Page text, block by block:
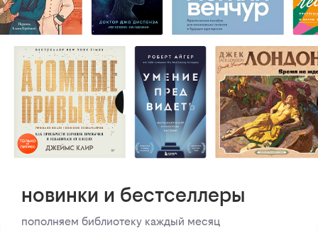
новинки и бестселлеры
пополняем библиотеку каждый месяц